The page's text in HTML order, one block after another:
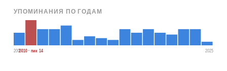
УПОМИНАНИЯ ПО ГОДАМ
20092010 · пик 14 2025